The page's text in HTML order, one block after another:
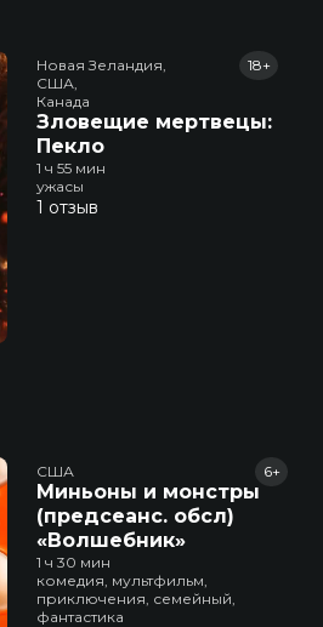
Новая Зеландия,
США,
Канада
Зловещие мертвецы:
Пекло
18+
1 ч 55 мин
ужасы
1 отзыв
США
Миньоны и монстры
(предсеанс. обсл)
«Волшебник»
6+
1 ч 30 мин
комедия, мультфильм,
приключения, семейный,
фантастика